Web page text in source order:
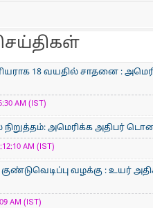
18 வயதில் சாதனை :
AM (IST)
அமெரிக்க அதிபர்
AM (IST)
வழக்கு : உயர்
AM (IST)